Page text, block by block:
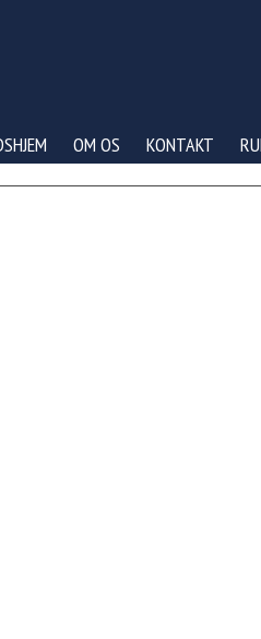
OM OS KONTAKT